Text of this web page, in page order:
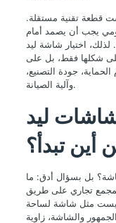
قطعة تقنية مستقلة.
يجب أن يصمد أمام
لذلك، اختيار شاشة ليد
شكلها فقط، بل على
جودة التصنيع،
وآلية الصيانة.
ليد
أين تبدأ؟
بل بسؤال أدق: ما
تجاري على طريق
مثل شاشة لساحة
والشاشة، زاوية